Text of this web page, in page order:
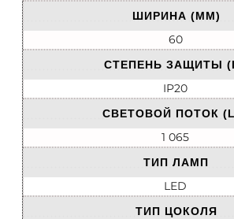
ШИРИНА (ММ)
60
СТЕПЕНЬ ЗАЩИТЫ
IP20
СВЕТОВОЙ ПОТОК
1 065
ТИП ЛАМП
LED
ТИП ЦОКОЛЯ